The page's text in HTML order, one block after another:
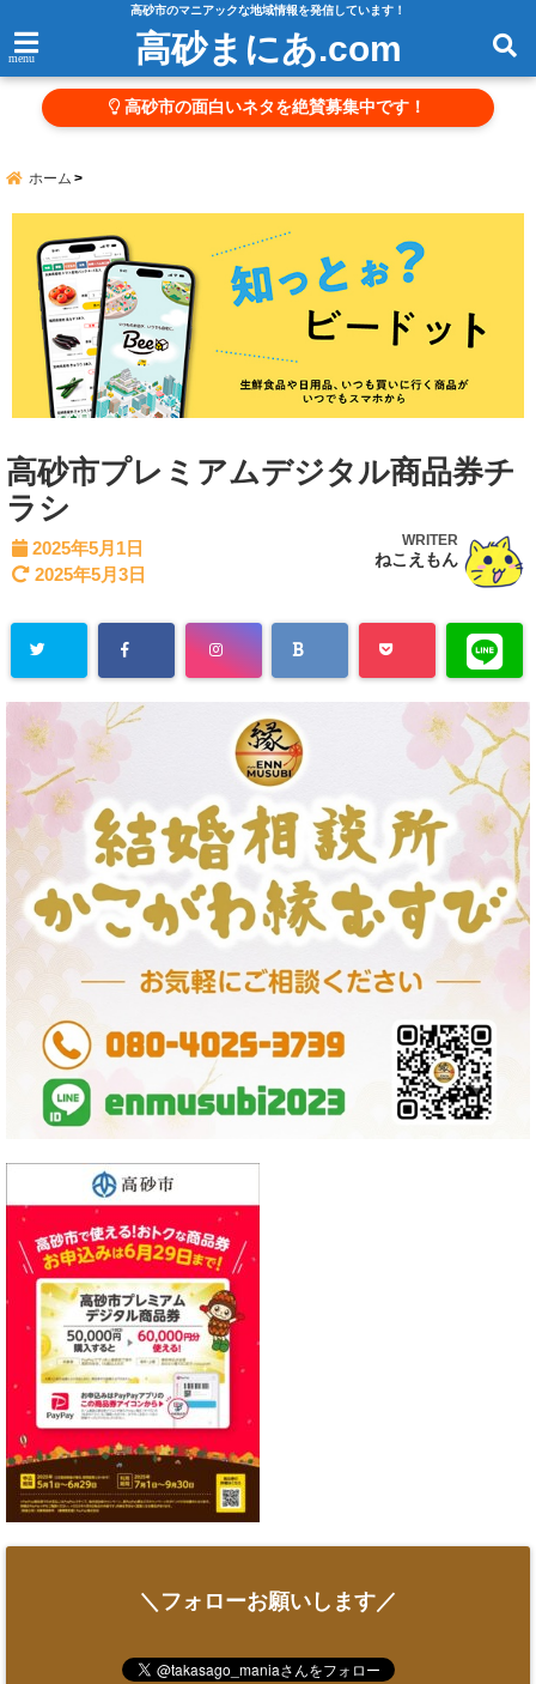
高砂市のマニアックな地域情報を発信しています！
menu 高砂まにあ.com
高砂市の面白いネタを絶賛募集中です！
ホーム
高砂市プレミアムデジタル商品券チ
ラシ
2025年5月1日
2025年5月3日
WRITER
ねこえもん
＼フォローお願いします／